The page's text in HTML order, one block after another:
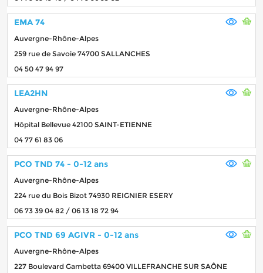
EMA 74
Auvergne-Rhône-Alpes
259 rue de Savoie 74700 SALLANCHES
04 50 47 94 97
LEA2HN
Auvergne-Rhône-Alpes
Hôpital Bellevue 42100 SAINT-ETIENNE
04 77 61 83 06
PCO TND 74 - 0-12 ans
Auvergne-Rhône-Alpes
224 rue du Bois Bizot 74930 REIGNIER ESERY
06 73 39 04 82 / 06 13 18 72 94
PCO TND 69 AGIVR - 0-12 ans
Auvergne-Rhône-Alpes
227 Boulevard Gambetta 69400 VILLEFRANCHE SUR SAÔNE